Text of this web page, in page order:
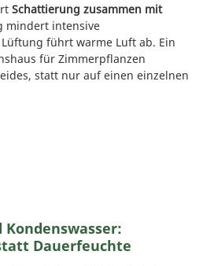
Schattierung zusammen mit
mindert intensive
führt warme Luft ab. Ein
für Zimmerpflanzen
statt nur auf einen einzelnen
Dauerfeuchte